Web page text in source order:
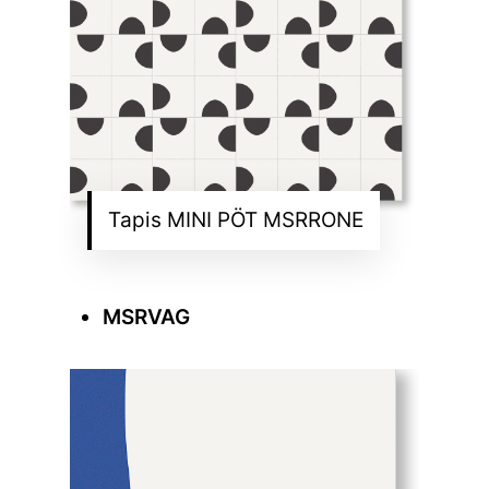
Tapis MINI PÖT MSRRONE
MSRVAG